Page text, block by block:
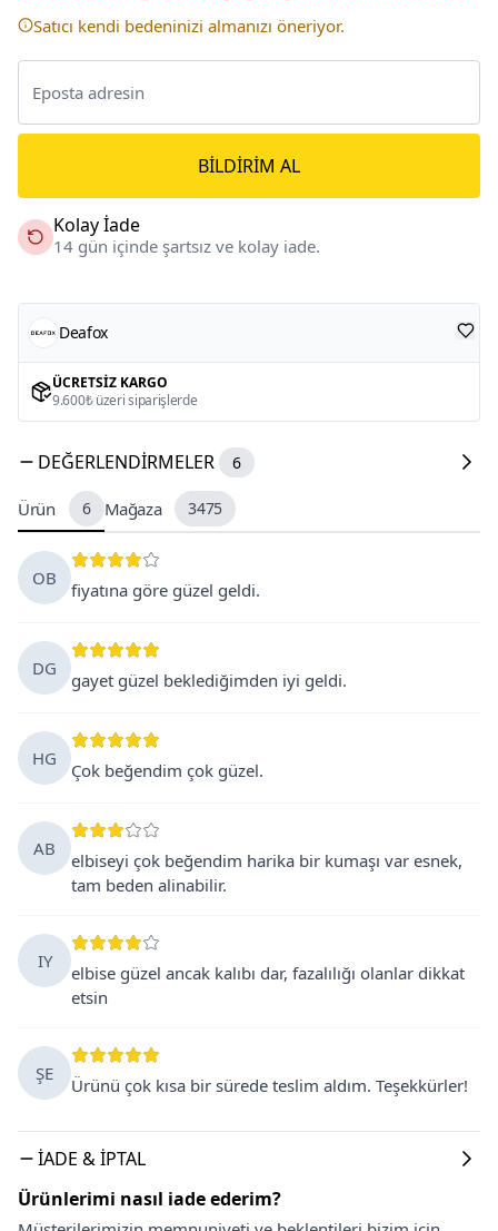
Satıcı kendi bedeninizi almanızı öneriyor.
BILDIRIM AL
Kolay İade
14 gün içinde şartsız ve kolay iade.
Deafox
ÜCRETSIZ KARGO
9.600₺ üzeri siparişlerde
DEĞERLENDIRMELER 6
Ürün 6 Mağaza 3475
OB
fiyatına göre güzel geldi.
DG
gayet güzel beklediğimden iyi geldi.
HG
Çok beğendim çok güzel.
AB
elbiseyi çok beğendim harika bir kumaşı var esnek,
tam beden alinabilir.
IY
elbise güzel ancak kalıbı dar, fazalılığı olanlar dikkat
etsin
ŞE
Ürünü çok kısa bir sürede teslim aldım. Teşekkürler!
İADE & İPTAL
Ürünlerimi nasıl iade ederim?